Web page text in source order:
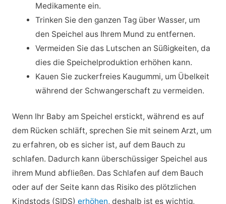
Medikamente ein.
Trinken Sie den ganzen Tag über Wasser, um
den Speichel aus Ihrem Mund zu entfernen.
Vermeiden Sie das Lutschen an Süßigkeiten, da
dies die Speichelproduktion erhöhen kann.
Kauen Sie zuckerfreies Kaugummi, um Übelkeit
während der Schwangerschaft zu vermeiden.
Wenn Ihr Baby am Speichel erstickt, während es auf
dem Rücken schläft, sprechen Sie mit seinem Arzt, um
zu erfahren, ob es sicher ist, auf dem Bauch zu
schlafen. Dadurch kann überschüssiger Speichel aus
ihrem Mund abfließen. Das Schlafen auf dem Bauch
oder auf der Seite kann das Risiko des plötzlichen
Kindstods (SIDS) erhöhen, deshalb ist es wichtig,